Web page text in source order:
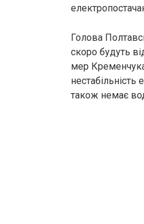
Голова
скоро будуть
мер
також немає